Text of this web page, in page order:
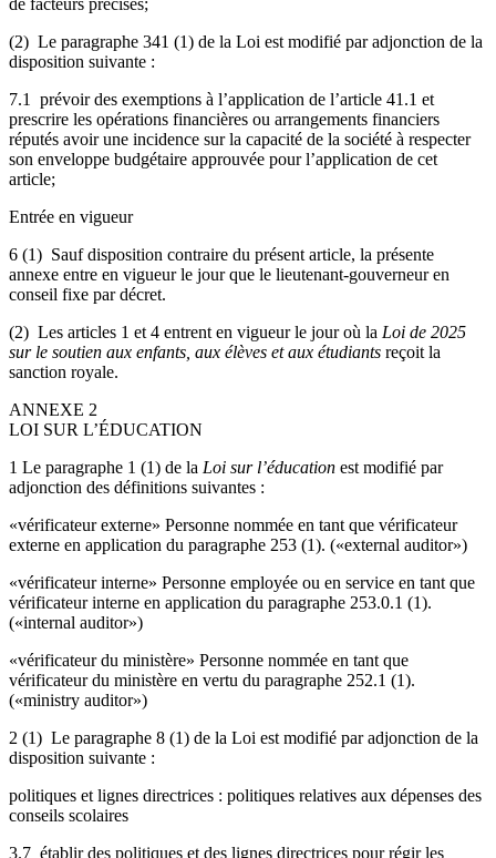
de facteurs précisés;
(2) Le paragraphe 341 (1) de la Loi est modifié par adjonction de la
disposition suivante :
7.1 prévoir des exemptions à l’application de l’article 41.1 et
prescrire les opérations financières ou arrangements financiers
réputés avoir une incidence sur la capacité de la société à respecter
son enveloppe budgétaire approuvée pour l’application de cet
article;
Entrée en vigueur
6 (1) Sauf disposition contraire du présent article, la présente
annexe entre en vigueur le jour que le lieutenant-gouverneur en
conseil fixe par décret.
(2) Les articles 1 et 4 entrent en vigueur le jour où la Loi de 2025
sur le soutien aux enfants, aux élèves et aux étudiants reçoit la
sanction royale.
ANNEXE 2
LOI SUR L’ÉDUCATION
1 Le paragraphe 1 (1) de la Loi sur l’éducation est modifié par
adjonction des définitions suivantes :
«vérificateur externe» Personne nommée en tant que vérificateur
externe en application du paragraphe 253 (1). («external auditor»)
«vérificateur interne» Personne employée ou en service en tant que
vérificateur interne en application du paragraphe 253.0.1 (1).
(«internal auditor»)
«vérificateur du ministère» Personne nommée en tant que
vérificateur du ministère en vertu du paragraphe 252.1 (1).
(«ministry auditor»)
2 (1) Le paragraphe 8 (1) de la Loi est modifié par adjonction de la
disposition suivante :
politiques et lignes directrices : politiques relatives aux dépenses des
conseils scolaires
3.7 établir des politiques et des lignes directrices pour régir les